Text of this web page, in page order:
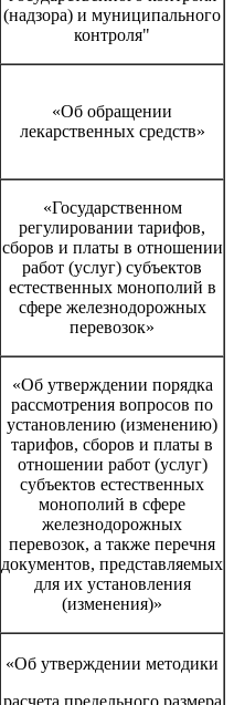
(надзора) и муниципального
контроля"
«Об обращении
лекарственных средств»
«Государственном
регулировании тарифов,
сборов и платы в отношении
работ (услуг) субъектов
естественных монополий в
сфере железнодорожных
перевозок»
«Об утверждении порядка
рассмотрения вопросов по
установлению (изменению)
тарифов, сборов и платы в
отношении работ (услуг)
субъектов естественных
монополий в сфере
железнодорожных
перевозок, а также перечня
документов, представляемых
для их установления
(изменения)»
«Об утверждении методики
расчета предельного размера